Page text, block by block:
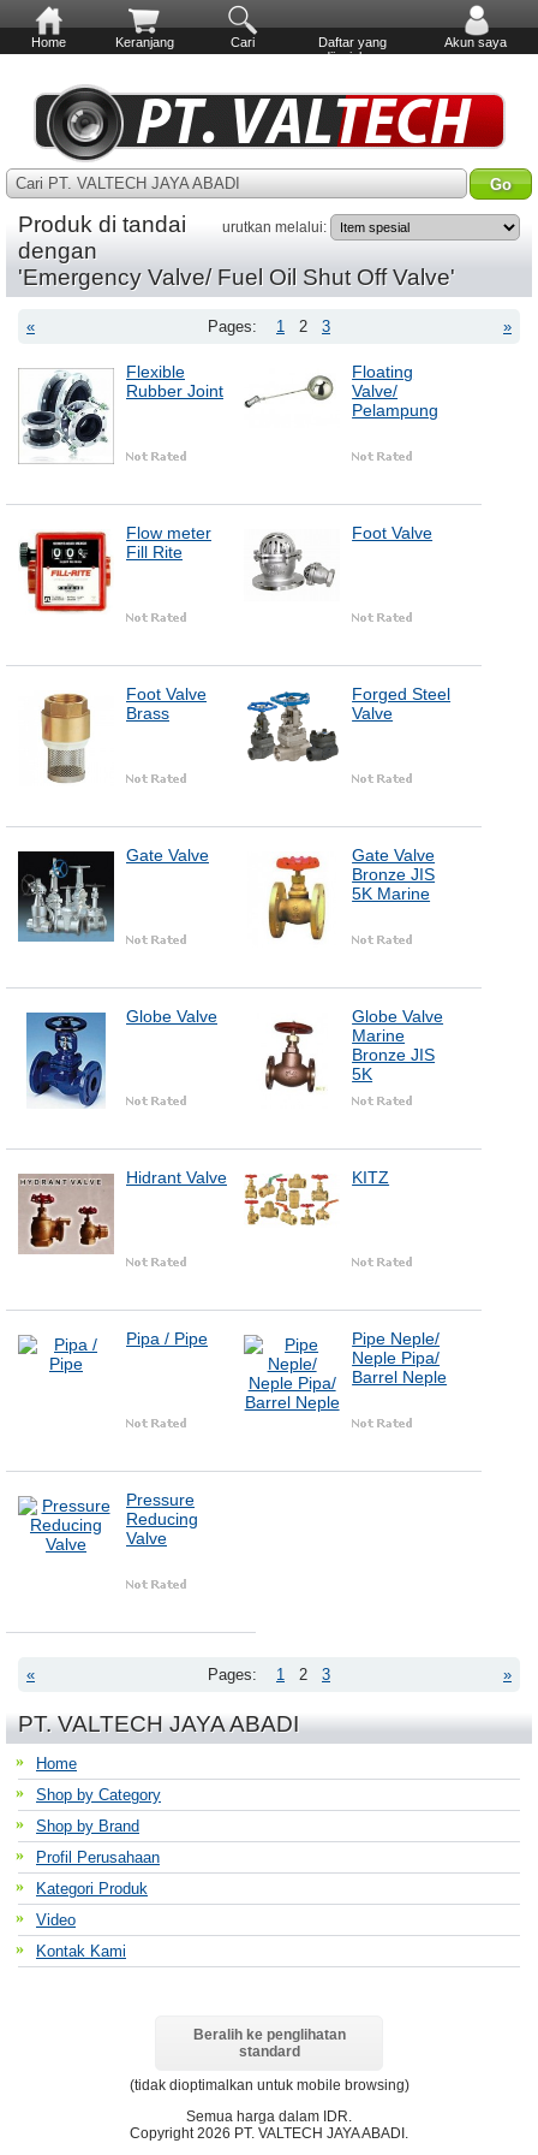
Home Keranjang Cari
Daftar yang
diinginkan
Akun saya
Cari PT. VALTECH JAYA ABADI
urutkan melalui:
Produk di tandai
dengan
'Emergency Valve/ Fuel Oil Shut Off Valve'
« »
Pages: 1 2 3
Flexible
Rubber Joint
Floating
Valve/
Pelampung
Flow meter
Fill Rite
Foot Valve
Foot Valve
Brass
Forged Steel
Valve
Gate Valve
Gate Valve
Bronze JIS
5K Marine
Globe Valve
Globe Valve
Marine
Bronze JIS
5K
Hidrant Valve KITZ
Pipa / Pipe
Pipe Neple/
Neple Pipa/
Barrel Neple
Pressure
Reducing
Valve
« »
Pages: 1 2 3
PT. VALTECH JAYA ABADI
Home
Shop by Category
Shop by Brand
Profil Perusahaan
Kategori Produk
Video
Kontak Kami
Beralih ke penglihatan
standard
(tidak dioptimalkan untuk mobile browsing)
Semua harga dalam IDR
Copyright 2026 PT. VALTECH JAYA ABADI.